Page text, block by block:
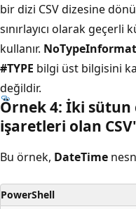
bir dizi CSV dizesine
sınırlayıcı olarak geçerli
kullanır.
#TYPE bilgi üst bilgisini
değildir.
Örnek 4: İki sütun
işaretleri olan
Bu örnek, DateTime
PowerShell